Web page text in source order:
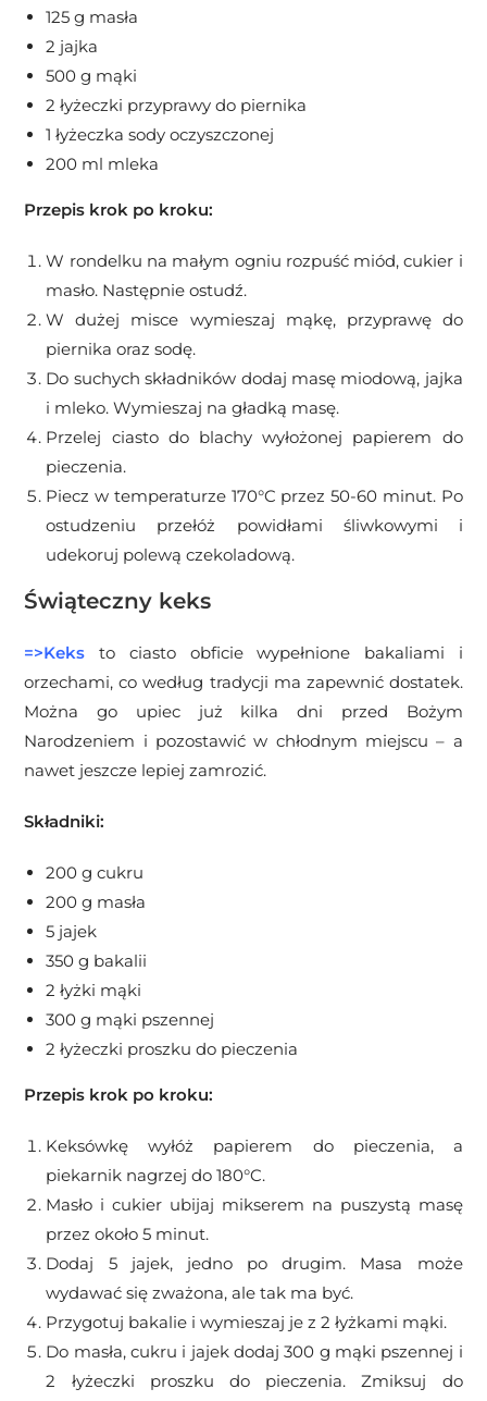
125 g masła
2 jajka
500 g mąki
2 łyżeczki przyprawy do piernika
1 łyżeczka sody oczyszczonej
200 ml mleka
Przepis krok po kroku:
W rondelku na małym ogniu rozpuść miód, cukier i
masło. Następnie ostudź.
W dużej misce wymieszaj mąkę, przyprawę do
piernika oraz sodę.
Do suchych składników dodaj masę miodową, jajka
i mleko. Wymieszaj na gładką masę.
Przelej ciasto do blachy wyłożonej papierem do
pieczenia.
Piecz w temperaturze 170°C przez 50-60 minut. Po
ostudzeniu przełóż powidłami śliwkowymi i
udekoruj polewą czekoladową.
Świąteczny keks
=>Keks to ciasto obficie wypełnione bakaliami i
orzechami, co według tradycji ma zapewnić dostatek.
Można go upiec już kilka dni przed Bożym
Narodzeniem i pozostawić w chłodnym miejscu – a
nawet jeszcze lepiej zamrozić.
Składniki:
200 g cukru
200 g masła
5 jajek
350 g bakalii
2 łyżki mąki
300 g mąki pszennej
2 łyżeczki proszku do pieczenia
Przepis krok po kroku:
Keksówkę wyłóż papierem do pieczenia, a
piekarnik nagrzej do 180°C.
Masło i cukier ubijaj mikserem na puszystą masę
przez około 5 minut.
Dodaj 5 jajek, jedno po drugim. Masa może
wydawać się zważona, ale tak ma być.
Przygotuj bakalie i wymieszaj je z 2 łyżkami mąki.
Do masła, cukru i jajek dodaj 300 g mąki pszennej i
2 łyżeczki proszku do pieczenia. Zmiksuj do